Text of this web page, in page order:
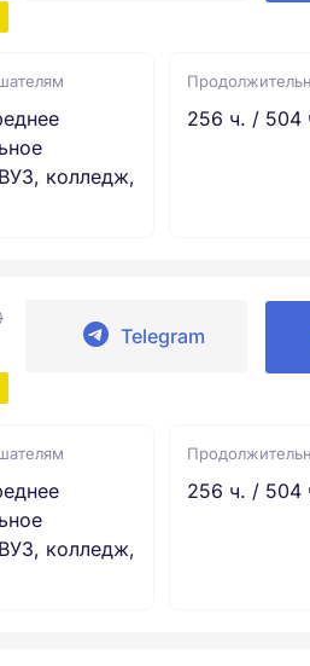
колледж,
256 ч. / 504
Telegram
колледж,
256 ч. / 504